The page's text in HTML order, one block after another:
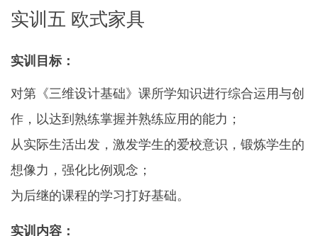
实训五 欧式家具
实训目标：
对第《三维设计基础》课所学知识进行综合运用与创
作，以达到熟练掌握并熟练应用的能力；
从实际生活出发，激发学生的爱校意识，锻炼学生的
想像力，强化比例观念；
为后继的课程的学习打好基础。
实训内容：